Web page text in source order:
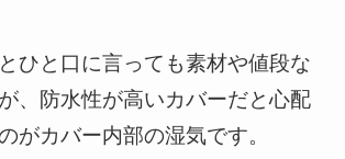
ひと口に言っても素材や値段な
、防水性が高いカバーだと心配
がカバー内部の湿気です。